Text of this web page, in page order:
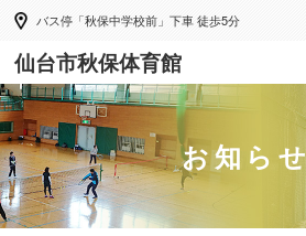
バス停「秋保中学校前」下車 徒歩5分
仙台市秋保体育館
お知らせ